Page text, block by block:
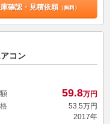
確認・見積依頼（無料）
コン
59.8万円
53. 5万円
2017年